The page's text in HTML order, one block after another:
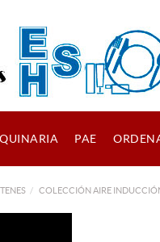
PAE
COLECCIÓN AIRE